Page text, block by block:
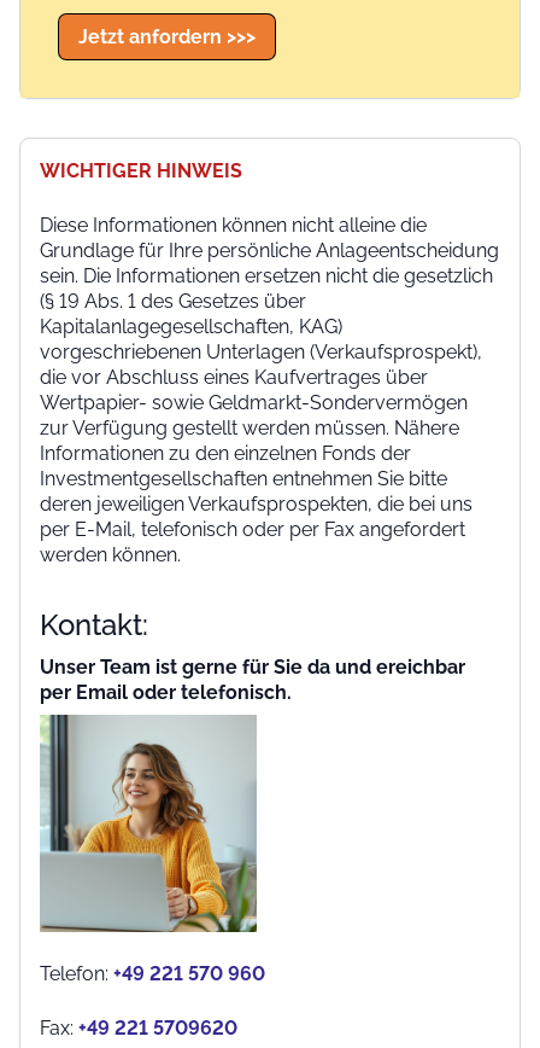
Jetzt anfordern >>>
WICHTIGER HINWEIS
Diese Informationen können nicht alleine die
Grundlage für Ihre persönliche Anlageentscheidung
sein. Die Informationen ersetzen nicht die gesetzlich
(§ 19 Abs. 1 des Gesetzes über
Kapitalanlagegesellschaften, KAG)
vorgeschriebenen Unterlagen (Verkaufsprospekt),
die vor Abschluss eines Kaufvertrages über
Wertpapier- sowie Geldmarkt-Sondervermögen
zur Verfügung gestellt werden müssen. Nähere
Informationen zu den einzelnen Fonds der
Investmentgesellschaften entnehmen Sie bitte
deren jeweiligen Verkaufsprospekten, die bei uns
per E-Mail, telefonisch oder per Fax angefordert
werden können.
Kontakt:
Unser Team ist gerne für Sie da und ereichbar
per Email oder telefonisch.
Telefon: +49 221 570 960
Fax: +49 221 5709620